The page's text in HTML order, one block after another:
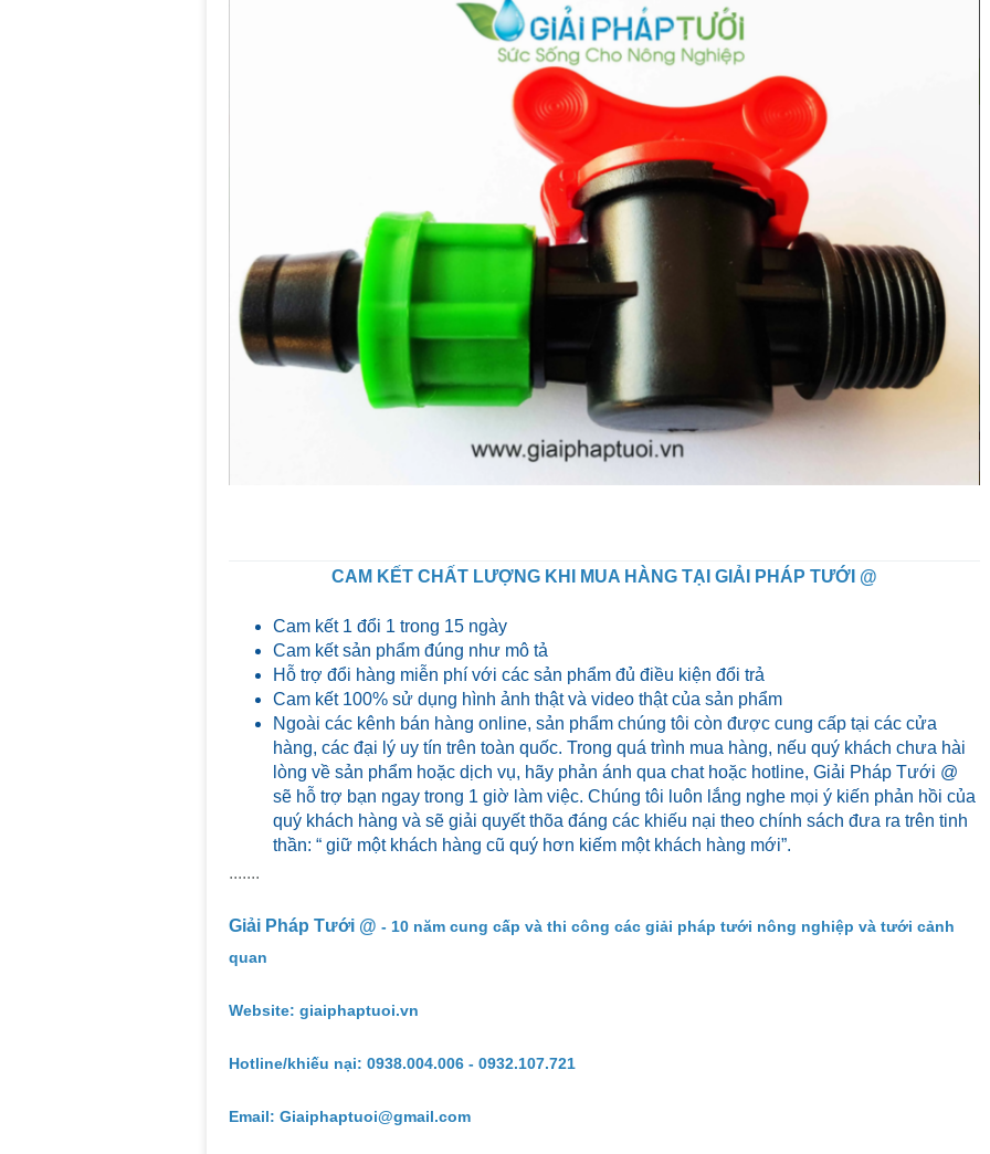
CAM KẾT CHẤT LƯỢNG KHI MUA HÀNG TẠI GIẢI PHÁP TƯỚI @
Cam kết 1 đổi 1 trong 15 ngày
Cam kết sản phẩm đúng như mô tả
Hỗ trợ đổi hàng miễn phí với các sản phẩm đủ điều kiện đổi trả
Cam kết 100% sử dụng hình ảnh thật và video thật của sản phẩm
Ngoài các kênh bán hàng online, sản phẩm chúng tôi còn được cung cấp tại các cửa
hàng, các đại lý uy tín trên toàn quốc. Trong quá trình mua hàng, nếu quý khách chưa hài
lòng về sản phẩm hoặc dịch vụ, hãy phản ánh qua chat hoặc hotline, Giải Pháp Tưới @
sẽ hỗ trợ bạn ngay trong 1 giờ làm việc. Chúng tôi luôn lắng nghe mọi ý kiến phản hồi của
quý khách hàng và sẽ giải quyết thõa đáng các khiếu nại theo chính sách đưa ra trên tinh
thần: “ giữ một khách hàng cũ quý hơn kiếm một khách hàng mới”.
.......
Giải Pháp Tưới @ - 10 năm cung cấp và thi công các giải pháp tưới nông nghiệp và tưới cảnh
quan
Website: giaiphaptuoi.vn
Hotline/khiếu nại: 0938.004.006 - 0932.107.721
Email: Giaiphaptuoi@gmail.com